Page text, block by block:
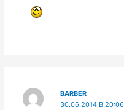
BARBER
30.06.2014 В 20:06